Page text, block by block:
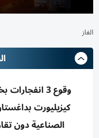
الغاز
وقوع 3
كيزيليورت
الصناعية دون